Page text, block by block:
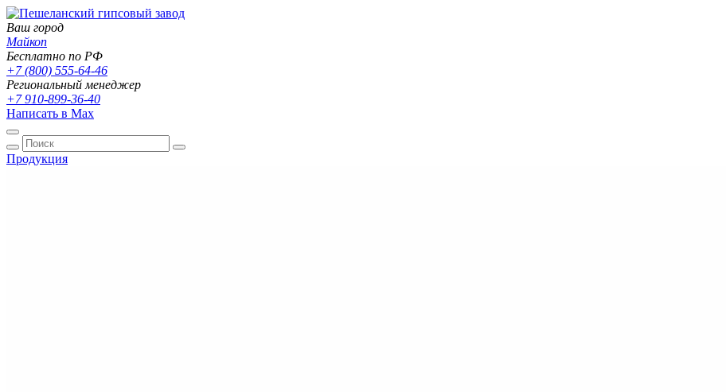
Ваш город
Майкоп
Бесплатно по РФ
+7 (800) 555-64-46
Региональный менеджер
+7 910-899-36-40
Написать в Max
Продукция